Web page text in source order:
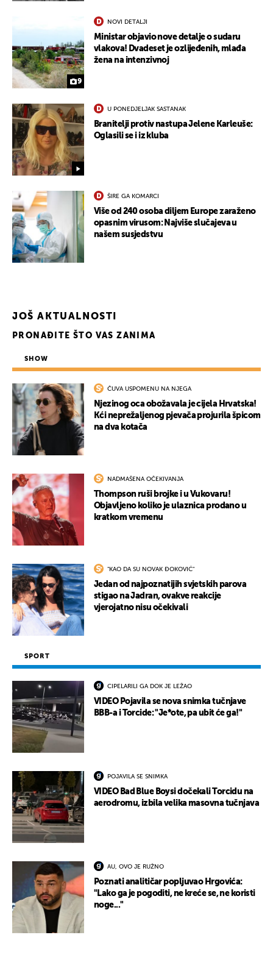
9
NOVI DETALJI
Ministar objavio nove detalje o sudaru
vlakova! Dvadeset je ozlijeđenih, mlađa
žena na intenzivnoj
U PONEDJELJAK SASTANAK
Branitelji protiv nastupa Jelene Karleuše:
Oglasili se i iz kluba
ŠIRE GA KOMARCI
Više od 240 osoba diljem Europe zaraženo
opasnim virusom: Najviše slučajeva u
našem susjedstvu
JOŠ AKTUALNOSTI
PRONAĐITE ŠTO VAS ZANIMA
SHOW
ČUVA USPOMENU NA NJEGA
Njezinog oca obožavala je cijela Hrvatska!
Kći neprežaljenog pjevača projurila špicom
na dva kotača
NADMAŠENA OČEKIVANJA
Thompson ruši brojke i u Vukovaru!
Objavljeno koliko je ulaznica prodano u
kratkom vremenu
"KAO DA SU NOVAK ĐOKOVIĆ"
Jedan od najpoznatijih svjetskih parova
stigao na Jadran, ovakve reakcije
vjerojatno nisu očekivali
SPORT
CIPELARILI GA DOK JE LEŽAO
VIDEO Pojavila se nova snimka tučnjave
BBB-a i Torcide: "Je*ote, pa ubit će ga!"
POJAVILA SE SNIMKA
VIDEO Bad Blue Boysi dočekali Torcidu na
aerodromu, izbila velika masovna tučnjava
AU, OVO JE RUŽNO
Poznati analitičar popljuvao Hrgovića:
"Lako ga je pogoditi, ne kreće se, ne koristi
noge..."